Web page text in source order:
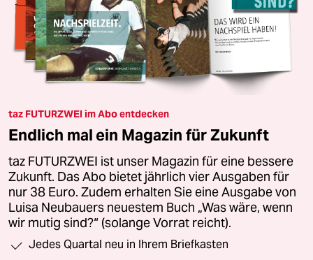
taz FUTURZWEI im Abo entdecken
Endlich mal ein Magazin für Zukunft
taz FUTURZWEI ist unser Magazin für eine bessere
Zukunft. Das Abo bietet jährlich vier Ausgaben für
nur 38 Euro. Zudem erhalten Sie eine Ausgabe von
Luisa Neubauers neuestem Buch „Was wäre, wenn
wir mutig sind?“ (solange Vorrat reicht).
Jedes Quartal neu in Ihrem Briefkasten